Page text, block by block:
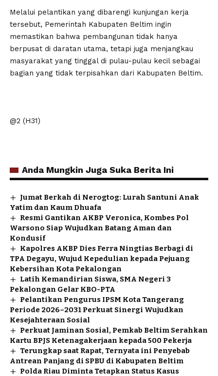
Melalui pelantikan yang dibarengi kunjungan kerja
tersebut, Pemerintah Kabupaten Beltim ingin
memastikan bahwa pembangunan tidak hanya
berpusat di daratan utama, tetapi juga menjangkau
masyarakat yang tinggal di pulau-pulau kecil sebagai
bagian yang tidak terpisahkan dari Kabupaten Beltim.
@2 (H31)
Anda Mungkin Juga Suka Berita Ini
Jumat Berkah di Nerogtog: Lurah Santuni Anak
Yatim dan Kaum Dhuafa
Resmi Gantikan AKBP Veronica, Kombes Pol
Warsono Siap Wujudkan Batang Aman dan
Kondusif
Kapolres AKBP Dies Ferra Ningtias Berbagi di
TPA Degayu, Wujud Kepedulian kepada Pejuang
Kebersihan Kota Pekalongan
Latih Kemandirian Siswa, SMA Negeri 3
Pekalongan Gelar KBO-PTA
Pelantikan Pengurus IPSM Kota Tangerang
Periode 2026–2031 Perkuat Sinergi Wujudkan
Kesejahteraan Sosial
Perkuat Jaminan Sosial, Pemkab Beltim Serahkan
Kartu BPJS Ketenagakerjaan kepada 500 Pekerja
Terungkap saat Rapat, Ternyata ini Penyebab
Antrean Panjang di SPBU di Kabupaten Beltim
Polda Riau Diminta Tetapkan Status Kasus